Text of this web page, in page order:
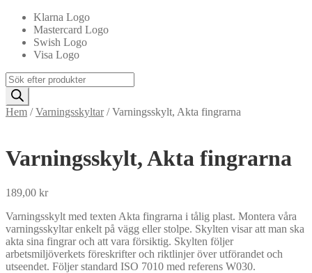
Klarna Logo
Mastercard Logo
Swish Logo
Visa Logo
Products
search
Hem /Varningsskyltar/Varningsskylt, Akta fingrarna
Varningsskylt, Akta fingrarna
189,00 kr
Varningsskylt med texten Akta fingrarna i tålig plast. Montera våra
varningsskyltar enkelt på vägg eller stolpe. Skylten visar att man ska
akta sina fingrar och att vara försiktig. Skylten följer
arbetsmiljöverkets föreskrifter och riktlinjer över utförandet och
utseendet. Följer standard ISO 7010 med referens W030.